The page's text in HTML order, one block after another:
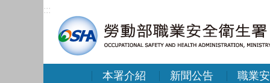
:::
本署介紹 新聞公告 職業